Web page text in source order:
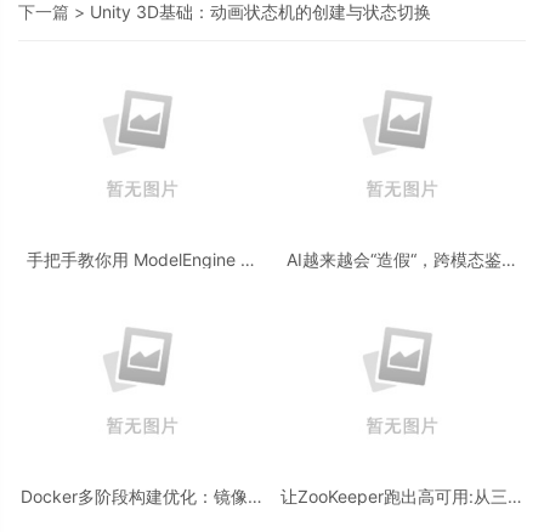
下一篇 > Unity 3D基础：动画状态机的创建与状态切换
手把手教你用 ModelEngine 打
AI越来越会“造假“，跨模态鉴伪
Docker多阶段构建优化：镜像体
让ZooKeeper跑出高可用:从三节